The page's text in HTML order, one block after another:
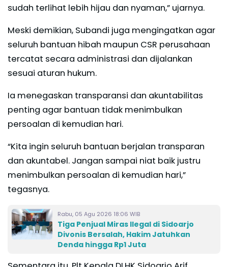
sudah terlihat lebih hijau dan nyaman,” ujarnya.
Meski demikian, Subandi juga mengingatkan agar
seluruh bantuan hibah maupun CSR perusahaan
tercatat secara administrasi dan dijalankan
sesuai aturan hukum.
Ia menegaskan transparansi dan akuntabilitas
penting agar bantuan tidak menimbulkan
persoalan di kemudian hari.
“Kita ingin seluruh bantuan berjalan transparan
dan akuntabel. Jangan sampai niat baik justru
menimbulkan persoalan di kemudian hari,”
tegasnya.
Rabu, 05 Agu 2026 18:06 WIB
Tiga Penjual Miras Ilegal di Sidoarjo
Divonis Bersalah, Hakim Jatuhkan
Denda hingga Rp1 Juta